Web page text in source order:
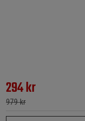
294 kr
979 kr